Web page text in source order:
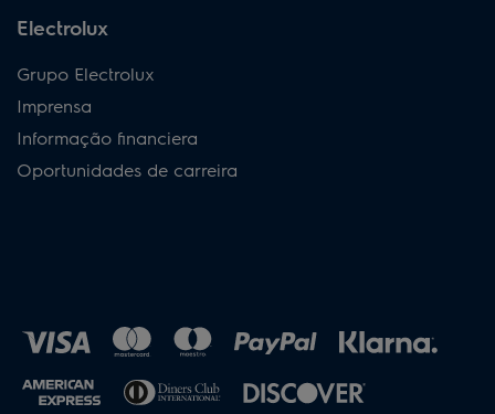
Electrolux
Grupo Electrolux
Imprensa
Informação financiera
Oportunidades de carreira